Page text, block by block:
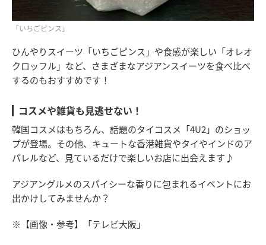
「いちごピンス」
ひんやりスイーツ「いちごピンス」や食感が楽しい「オレオ
クロッフル」など、さまざまなアジアンスイーツを食べ比べ
するのもおすすめです！
コスメや雑貨も見逃せない！
韓国コスメはもちろん、話題のタイコスメ「4U2」のショッ
プが登場。その他、キュートな香港雑貨やタイやインドのア
パレルなど、見ているだけで楽しいお店に出会えます♪
アジアングルメのスパイシーな香りに包まれるイベントにお
出かけしてみませんか？
※【画像・参考】「テレビ大阪」